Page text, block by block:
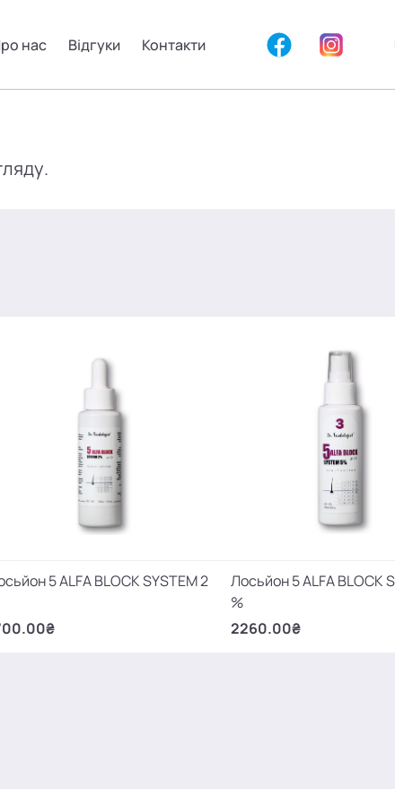
нас Відгуки Контакти
5 ALFA BLOCK SYSTEM 2
Лосьйон 5 ALFA BLOCK
%
2260.00₴